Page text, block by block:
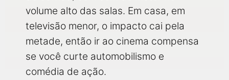
volume alto das salas. Em casa, em
televisão menor, o impacto cai pela
metade, então ir ao cinema compensa
se você curte automobilismo e
comédia de ação.